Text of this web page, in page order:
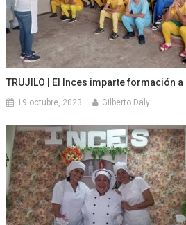
TRUJILO | El Inces imparte formación
19 octubre, 2023 Gilberto Daly